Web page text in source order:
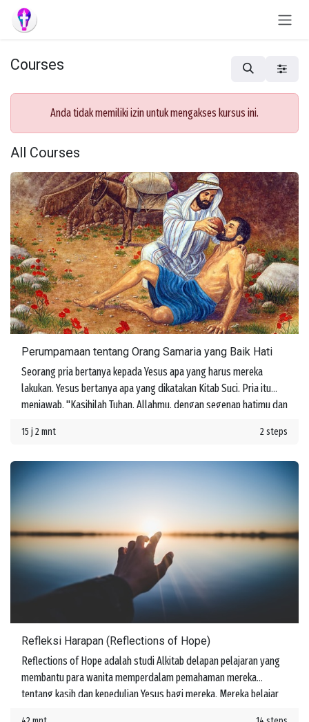
Skip to Content
Courses
Anda tidak memiliki izin untuk mengakses kursus ini.
All Courses
Perumpamaan tentang Orang Samaria yang Baik Hati
Seorang pria bertanya kepada Yesus apa yang harus mereka
lakukan. Yesus bertanya apa yang dikatakan Kitab Suci. Pria itu
menjawab, "Kasihilah Tuhan, Allahmu, dengan segenap hatimu dan
dengan segenap akal budimu, dan kasihilah sesamamu manusia
melakukan ini, mereka akan memperoleh hidup. Namun kemudian
seseorang bertanya, "Siapakah sesamaku manusia?"
15 j 2 mnt 2 steps
Refleksi Harapan (Reflections of Hope)
Reflections of Hope adalah studi Alkitab delapan pelajaran yang
membantu para wanita memperdalam pemahaman mereka
tentang kasih dan kepedulian Yesus bagi mereka. Mereka belajar